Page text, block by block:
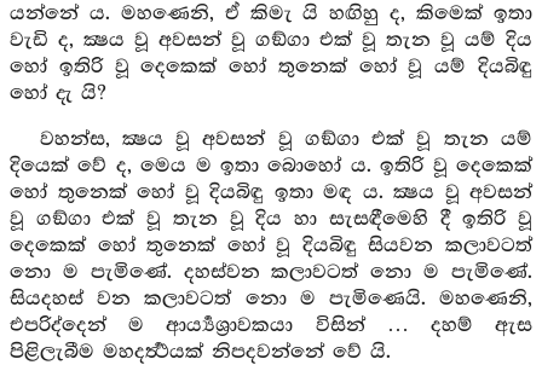
යන්නේ ය. මහණෙනි, ඒ කිමැ යි හඟිහු ද, කිමෙක් ඉතා
වැඩි ද, ක්‍ෂය වූ අවසන් වූ ගඞ්ගා එක් වූ තැන වූ යම් දිය
හෝ ඉතිරි වූ දෙකෙක් හෝ තුනෙක් හෝ වූ යම් දියබිඳු
හෝ දැ යි?
වහන්ස, ක්‍ෂය වූ අවසන් වූ ගඞ්ගා එක් වූ තැන යම්
දියෙක් වේ ද, මෙය ම ඉතා බොහෝ ය. ඉතිරි වූ දෙකෙක්
හෝ තුනෙක් හෝ වූ දියබිඳු ඉතා මඳ ය. ක්‍ෂය වූ අවසන්
වූ ගඞ්ගා එක් වූ තැන වූ දිය හා සැසඳීමෙහි දී ඉතිරි වූ
දෙකෙක් හෝ තුනෙක් හෝ වූ දියබිඳු සියවන කලාවටත්
නො ම පැමිණේ. දහස්වන කලාවටත් නො ම පැමිණේ.
සියදහස් වන කලාවටත් නො ම පැමිණෙයි. මහණෙනි,
එපරිද්දෙන් ම ආර්‍ය්‍යශ්‍රාවකයා විසින් … දහම් ඇස
පිළිලැබීම මහදර්‍ත්‍ථයක් නිපදවන්නේ වේ යි.